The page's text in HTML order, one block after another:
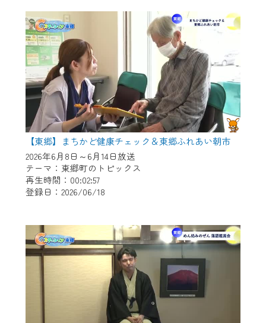
【東郷】まちかど健康チェック＆東郷ふれあい朝市
2026年6月8日～6月14日放送
テーマ：東郷町のトピックス
再生時間：00:02:57
登録日：2026/06/18
で設定できます。
（GmailやYahooなどのフリーメールアドレ
スでも作成可能です）
※マイページへのログイン・MyIDの新規登
録はこちらから
※CCNetアプリをご利用中の方は引き続き
ご視聴いただけます。
＜メンテナンス情報＞
CCNetWebTVのリニューアルにともないメ
ンテナンス作業を予定しています。
作業の間は、CCNetWebTVの画面が「メン
テナンス中」になり、ご利用いただけませ
ん。
ご不便をおかけいたしますが、ご了承の程
よろしくお願いいたします。